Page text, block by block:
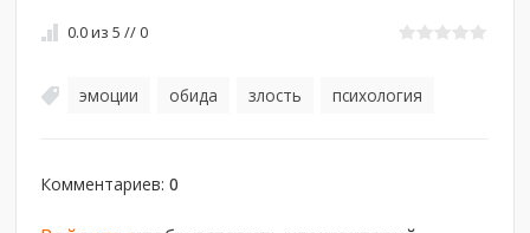
0.0из5 // 0
эмоции обида злость психология
Комментариев:0